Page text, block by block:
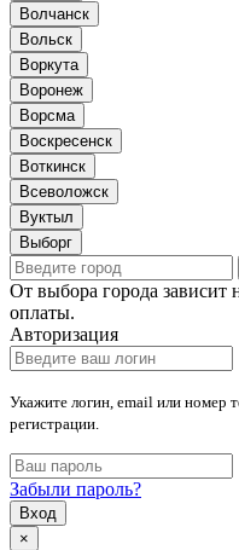
Волчанск
Вольск
Воркута
Воронеж
Ворсма
Воскресенск
Воткинск
Всеволожск
Вуктыл
Выборг
От выбора города зависит
оплаты.
Авторизация
Укажите логин, email или номер
регистрации.
Забыли пароль?
Вход
×